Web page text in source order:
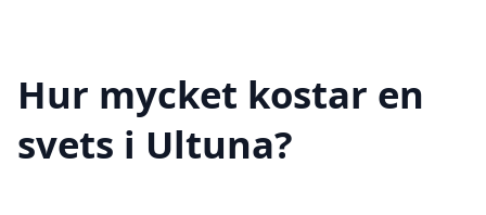
Hur mycket kostar en
svets i Ultuna?